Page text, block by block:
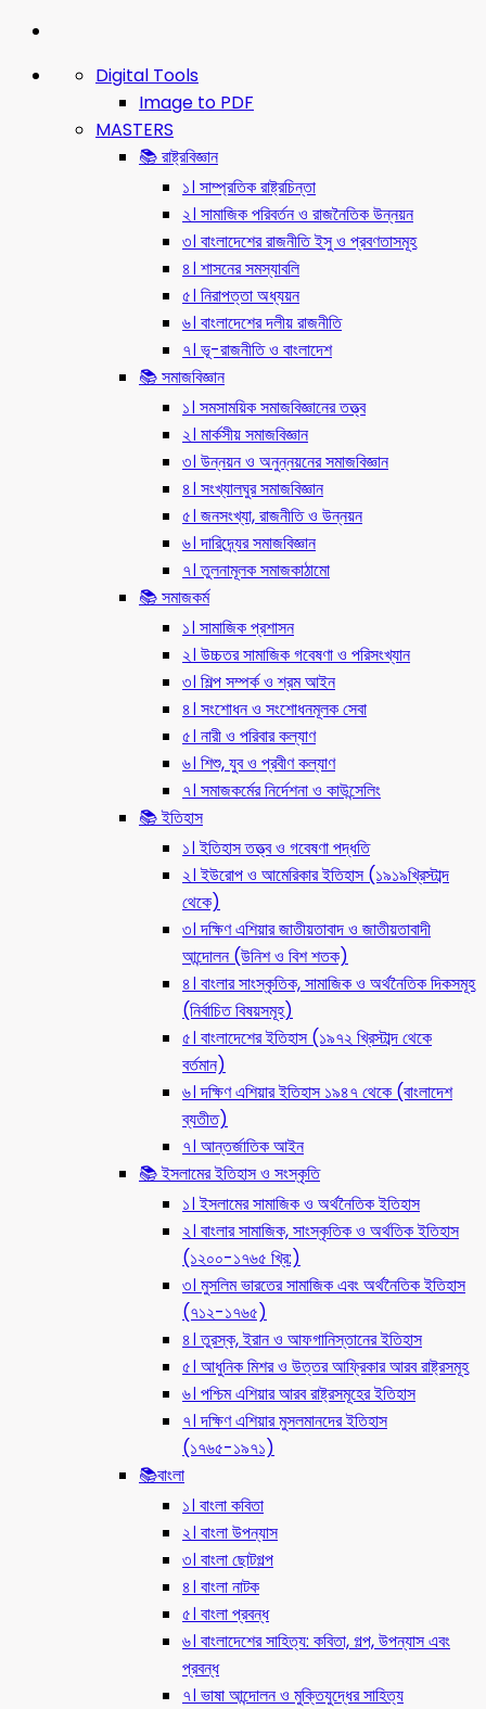
Digital Tools
Image to PDF
MASTERS
📚 রাষ্ট্রবিজ্ঞান
১। সাম্প্রতিক রাষ্ট্রচিন্তা
২। সামাজিক পরিবর্তন ও রাজনৈতিক উন্নয়ন
৩। বাংলাদেশের রাজনীতি ইসু ও প্রবণতাসমূহ
৪। শাসনের সমস্যাবলি
৫। নিরাপত্তা অধ্যয়ন
৬। বাংলাদেশের দলীয় রাজনীতি
৭। ভূ-রাজনীতি ও বাংলাদেশ
📚 সমাজবিজ্ঞান
১। সমসাময়িক সমাজবিজ্ঞানের তত্ত্ব
২। মার্কসীয় সমাজবিজ্ঞান
৩। উন্নয়ন ও অনুন্নয়নের সমাজবিজ্ঞান
৪। সংখ্যালঘুর সমাজবিজ্ঞান
৫। জনসংখ্যা, রাজনীতি ও উন্নয়ন
৬। দারিদ্র্যের সমাজবিজ্ঞান
৭। তুলনামূলক সমাজকাঠামো
📚 সমাজকর্ম
১। সামাজিক প্রশাসন
২। উচ্চতর সামাজিক গবেষণা ও পরিসংখ্যান
৩। শিল্প সম্পর্ক ও শ্রম আইন
৪। সংশোধন ও সংশোধনমূলক সেবা
৫। নারী ও পরিবার কল্যাণ
৬। শিশু, যুব ও প্রবীণ কল্যাণ
৭। সমাজকর্মের নির্দেশনা ও কাউন্সেলিং
📚 ইতিহাস
১। ইতিহাস তত্ত্ব ও গবেষণা পদ্ধতি
২। ইউরোপ ও আমেরিকার ইতিহাস (১৯১৯খ্রিস্টাব্দ
থেকে)
৩। দক্ষিণ এশিয়ার জাতীয়তাবাদ ও জাতীয়তাবাদী
আন্দোলন (উনিশ ও বিশ শতক)
৪। বাংলার সাংস্কৃতিক, সামাজিক ও অর্থনৈতিক দিকসমূহ
(নির্বাচিত বিষয়সমূহ)
৫। বাংলাদেশের ইতিহাস (১৯৭২ খ্রিস্টাব্দ থেকে
বর্তমান)
৬। দক্ষিণ এশিয়ার ইতিহাস ১৯৪৭ থেকে (বাংলাদেশ
ব্যতীত)
৭। আন্তর্জাতিক আইন
📚 ইসলামের ইতিহাস ও সংস্কৃতি
১। ইসলামের সামাজিক ও অর্থনৈতিক ইতিহাস
২। বাংলার সামাজিক, সাংস্কৃতিক ও অর্থতিক ইতিহাস
(১২০০-১৭৬৫ খ্রি:)
৩। মুসলিম ভারতের সামাজিক এবং অর্থনৈতিক ইতিহাস
(৭১২-১৭৬৫)
৪। তুরস্ক, ইরান ও আফগানিস্তানের ইতিহাস
৫। আধুনিক মিশর ও উত্তর আফ্রিকার আরব রাষ্ট্রসমূহ
৬। পশ্চিম এশিয়ার আরব রাষ্ট্রসমূহের ইতিহাস
৭। দক্ষিণ এশিয়ার মুসলমানদের ইতিহাস
(১৭৬৫-১৯৭১)
📚বাংলা
১। বাংলা কবিতা
২। বাংলা উপন্যাস
৩। বাংলা ছোটগল্প
৪। বাংলা নাটক
৫। বাংলা প্রবন্ধ
৬। বাংলাদেশের সাহিত্য: কবিতা, গল্প, উপন্যাস এবং
প্রবন্ধ
৭। ভাষা আন্দোলন ও মুক্তিযুদ্ধের সাহিত্য